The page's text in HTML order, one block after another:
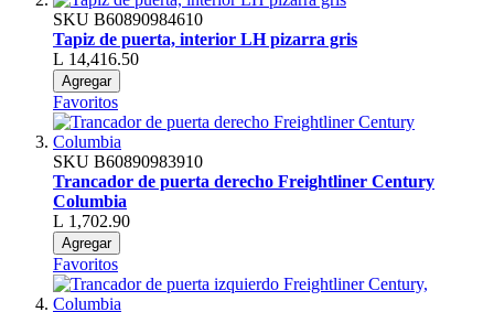
SKU B60890984610
Tapiz de puerta, interior LH pizarra gris
L 14,416.50
Agregar
Favoritos
SKU B60890983910
Trancador de puerta derecho Freightliner Century
Columbia
L 1,702.90
Agregar
Favoritos